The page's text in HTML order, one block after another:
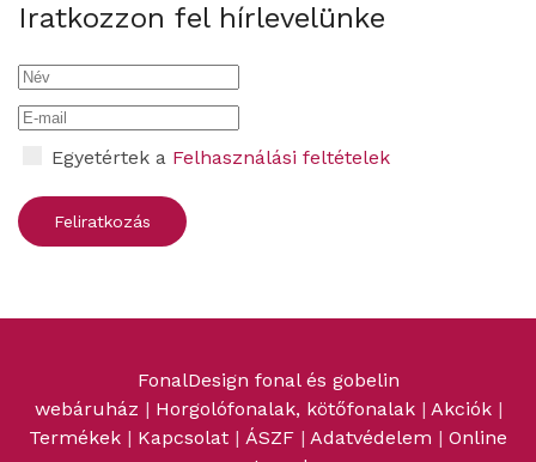
Iratkozzon fel hírlevelünke
Egyetértek a Felhasználási feltételek
FonalDesign fonal és gobelin
webáruház | Horgolófonalak, kötőfonalak| Akciók|
Termékek | Kapcsolat | ÁSZF | Adatvédelem | Online